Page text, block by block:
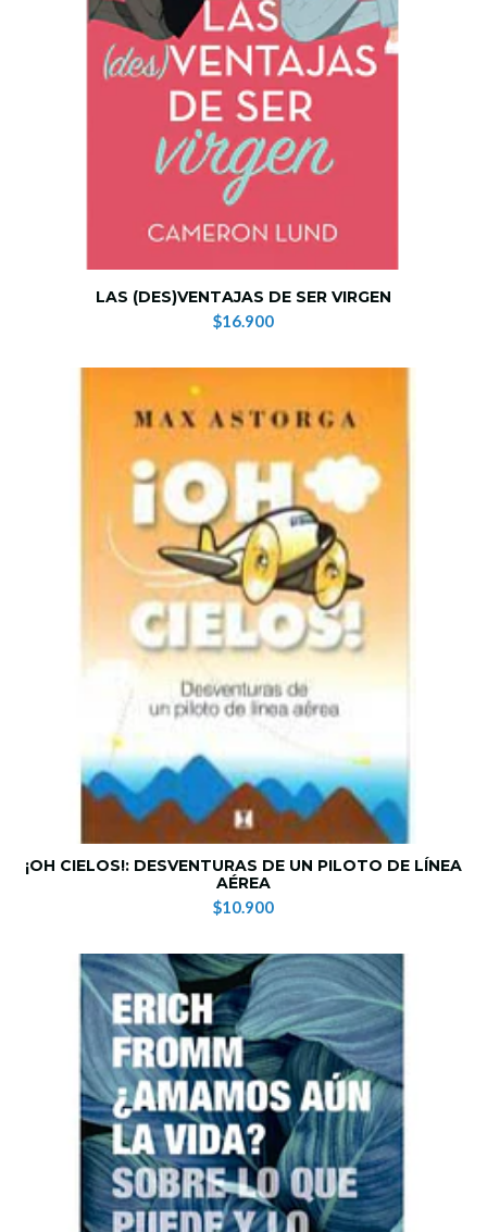
LAS (DES)VENTAJAS DE SER VIRGEN
$16.900
¡OH CIELOS!: DESVENTURAS DE UN PILOTO DE LÍNEA
AÉREA
$10.900